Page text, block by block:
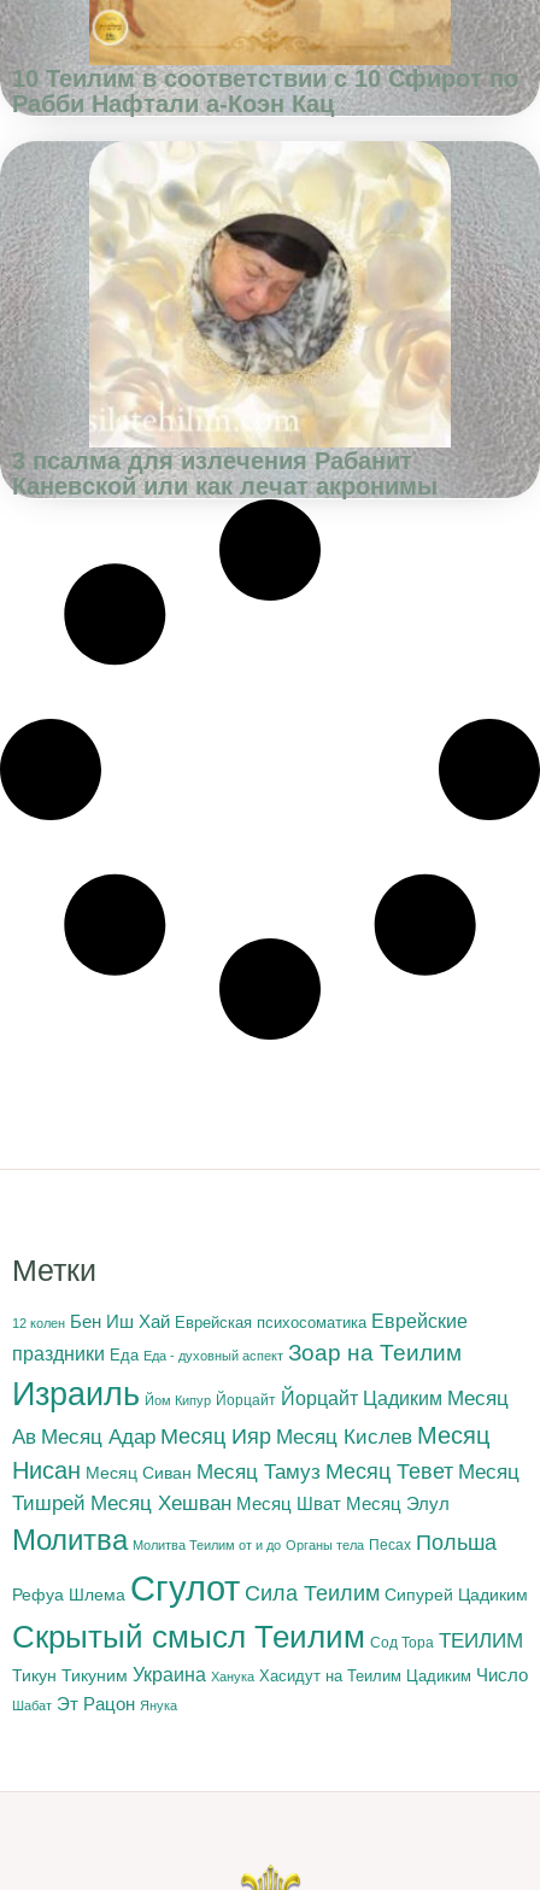
10 Теилим в соответствии с 10 Сфирот по
Рабби Нафтали а-Коэн Кац
3 псалма для излечения Рабанит
Каневской или как лечат акронимы
Метки
12 колен Бен Иш Хай Еврейская психосоматика Еврейские
праздники Еда Еда - духовный аспект Зоар на Теилим
Израиль Йом Кипур Йорцайт Йорцайт Цадиким Месяц
Ав Месяц Адар Месяц Ияр Месяц Кислев Месяц
Нисан Месяц Сиван Месяц Тамуз Месяц Тевет Месяц
Тишрей Месяц Хешван Месяц Шват Месяц Элул
Молитва Молитва Теилим от и до Органы тела Песах Польша
Рефуа Шлема Сгулот Сила Теилим Сипурей Цадиким
Скрытый смысл Теилим Сод Тора ТЕИЛИМ
Тикун Тикуним Украина Ханука Хасидут на Теилим Цадиким Число
Шабат Эт Рацон Янука